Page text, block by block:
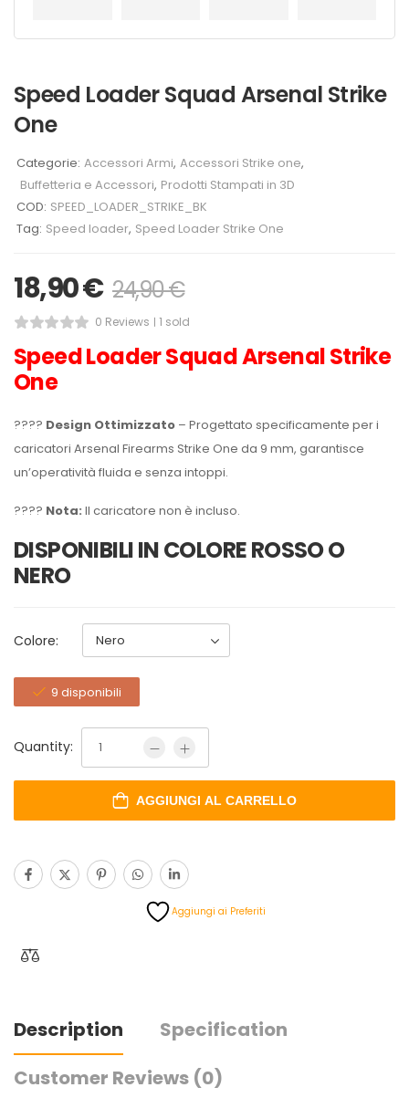
Speed Loader Squad Arsenal Strike
One
Categorie: Accessori Armi, Accessori Strike one,
Buffetteria e Accessori, Prodotti Stampati in 3D
COD: SPEED_LOADER_STRIKE_BK
Tag: Speed loader, Speed Loader Strike One
18,90€ 24,90€
0 Reviews 1 sold
Speed Loader Squad Arsenal Strike
One
???? Design Ottimizzato – Progettato specificamente per i
caricatori Arsenal Firearms Strike One da 9 mm, garantisce
un’operatività fluida e senza intoppi.
???? Nota: Il caricatore non è incluso.
DISPONIBILI IN COLORE ROSSO O
NERO
Colore:
9 disponibili
Quantity:
AGGIUNGI AL CARRELLO
Aggiungi ai Preferiti
Description
Specification
Customer Reviews (0)